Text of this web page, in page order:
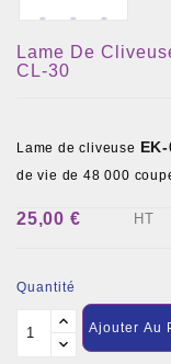
Lame De
CL-30
Lame de cliveuse
de vie de 48 000
25,00 € HT
Quantité
Ajouter Au